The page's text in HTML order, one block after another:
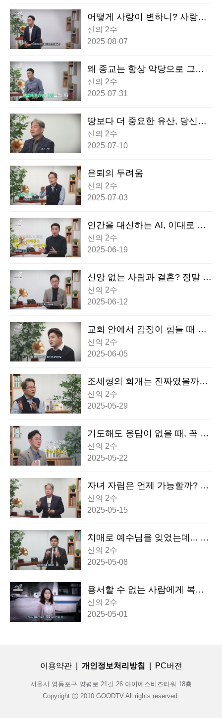
어떻게 사랑이 변하니? 사랑이
식었다면, 이별만이 정답일까?
신의 2수
2025-08-07
왜 종교는 항상 악당으로 그려
질까?
신의 2수
2025-07-31
땅보다 더 중요한 유산, 당신은
물려주고 있습니까?
신의 2수
2025-07-10
은퇴의 두려움
신의 2수
2025-07-03
인간을 대신하는 AI, 이대로 괜
찮을까?
신의 2수
2025-06-19
신앙 없는 사람과 결혼? 정말 틀
린 선택일까요?
신의 2수
2025-06-12
교회 안에서 감정이 힘들 때 이
렇게 해보세요!
신의 2수
2025-06-05
조세형의 회개는 진짜였을까?
충격적인 결말
신의 2수
2025-05-29
기도해도 응답이 없을 때, 꼭 알
아야 할 한 가지
신의 2수
2025-05-22
자녀 자립은 언제 가능할까? 백
수 자녀를 둔 부모의 현실과 해
법
신의 2수
2025-05-15
치매로 예수님을 잊었는데... 천
국은요?
신의 2수
2025-05-08
용서할 수 없는 사람에게 복수
해도 될까요?
신의 2수
2025-05-01
이용약관 개인정보처리방침 PC버전
서울시 영등포구 양평로 21길 26 아이에스비즈타워 18층
Copyright ⓒ 2010 GOODTV All rights reserved.